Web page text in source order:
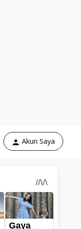
Akun Saya